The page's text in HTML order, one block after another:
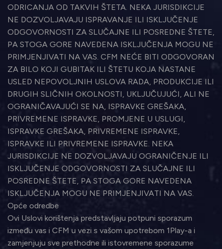
ODRICANJA OD TAKVIH ŠTETA. NEKA JURISDIKCIJE
NE DOZVOLJAVAJU ISPRAVANJE ILI ISKLJUČENJE
ODGOVORNOSTI ZA SLUČAJNE ILI POSREDNE ŠTETE,
PA STOGA GORE NAVEDENA ISKLJUČENJA MOGU NE
PRIMJENJIVATI NA VAS. CFM NEĆE BITI ODGOVORAN
ZA BILO KOJI GUBITAK ILI ŠTETU KOJA NASTANE
USLED NEPOVOLJNIH USLOVA RADA, PRODUKCIJE ILI
DRUGIH SLIČNIH OKOLNOSTI, UKLJUČUJUĆI, ALI NE
OGRANIČAVAJUĆI SE NA, ISPRAVKE GREŠAKA,
PRIVREMENE ISPRAVKE, PROMJENE U USLUGI,
ISPRAVKE GREŠAKA, PRIVREMENE ISPRAVKE,
ISPRAVKE ILI PRIVREMENE ISPRAVKE. NEKA
JURISDIKCIJE NE DOZVOLJAVAJU OGRANIČENJE ILI
ISKLJUČENJE ODGOVORNOSTI ZA SLUČAJNE ILI
POSREDNE ŠTETE, PA STOGA GORE NAVEDENA
ISKLJUČENJA MOGU NE PRIMJENJIVATI NA VAS.
Opće odredbe
Ovi Uslovi korištenja predstavljaju potpuni sporazum
između vas i CFM u vezi s vašom upotrebom 1Play-a i
zamjenjuju sve prethodne ili istovremene sporazume